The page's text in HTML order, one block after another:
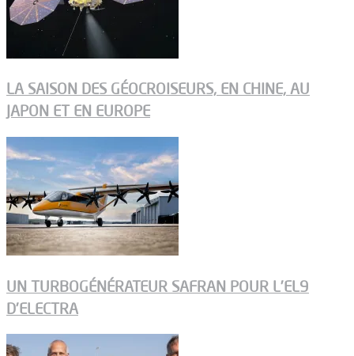
LA SAISON DES GÉOCROISEURS, EN CHINE, AU
JAPON ET EN EUROPE
UN TURBOGÉNÉRATEUR SAFRAN POUR L’EL9
D’ELECTRA